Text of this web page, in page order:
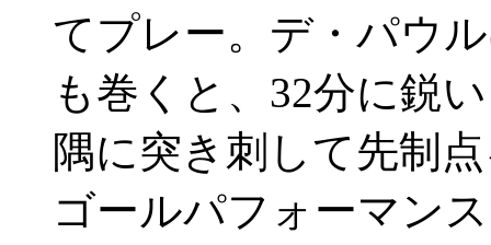
てプレー。デ・パウ
も巻くと、32分に鋭
隅に突き刺して先制
ゴールパフォーマン